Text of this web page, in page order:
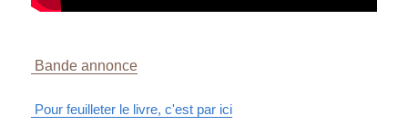
Bande annonce
Pour feuilleter le livre, c'est par ici